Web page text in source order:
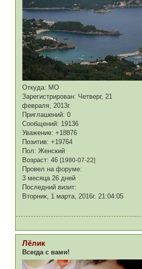
Откуда: МО
Зарегистрирован: Четверг, 21
февраля, 2013г.
Приглашений: 0
Сообщений: 19136
Уважение: +18876
Позитив: +19764
Пол: Женский
Возраст: 46[1980-07-22]
Провел на форуме:
3 месяца 26 дней
Последний визит:
Вторник, 1 марта, 2016г. 21:04:05
Лёлик
Всегда с вами!